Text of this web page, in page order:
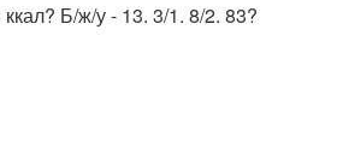
Б/ж/у - 13. 3/1. 8/2. 83?